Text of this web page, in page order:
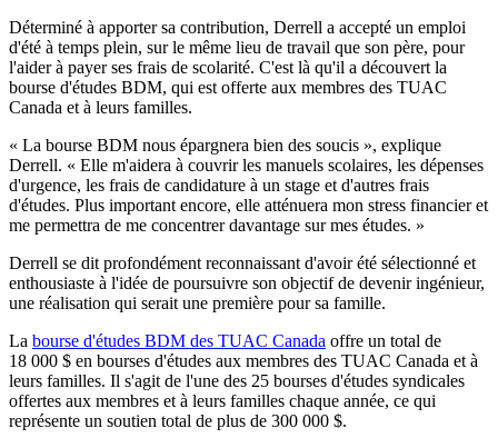
Déterminé à apporter sa contribution, Derrell a accepté un emploi
d'été à temps plein, sur le même lieu de travail que son père, pour
l'aider à payer ses frais de scolarité. C'est là qu'il a découvert la
bourse d'études BDM, qui est offerte aux membres des TUAC
Canada et à leurs familles.
« La bourse BDM nous épargnera bien des soucis », explique
Derrell. « Elle m'aidera à couvrir les manuels scolaires, les dépenses
d'urgence, les frais de candidature à un stage et d'autres frais
d'études. Plus important encore, elle atténuera mon stress financier et
me permettra de me concentrer davantage sur mes études. »
Derrell se dit profondément reconnaissant d'avoir été sélectionné et
enthousiaste à l'idée de poursuivre son objectif de devenir ingénieur,
une réalisation qui serait une première pour sa famille.
La bourse d'études BDM des TUAC Canada offre un total de
18 000 $ en bourses d'études aux membres des TUAC Canada et à
leurs familles. Il s'agit de l'une des 25 bourses d'études syndicales
offertes aux membres et à leurs familles chaque année, ce qui
représente un soutien total de plus de 300 000 $.